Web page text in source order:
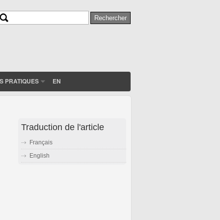
PRATIQUES EN
Traduction de l'article
Français
English